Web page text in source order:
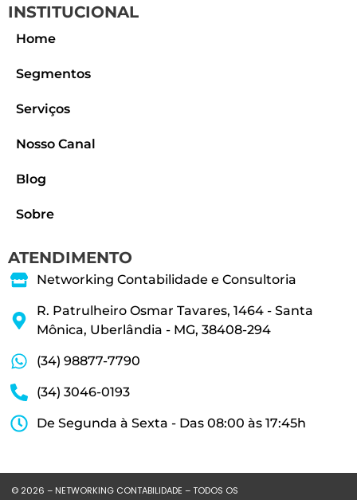
INSTITUCIONAL
Home
Segmentos
Serviços
Nosso Canal
Blog
Sobre
ATENDIMENTO
Networking Contabilidade e Consultoria
R. Patrulheiro Osmar Tavares, 1464 - Santa
Mônica, Uberlândia - MG, 38408-294
(34) 98877-7790
(34) 3046-0193
De Segunda à Sexta - Das 08:00 às 17:45h
© 2026 – NETWORKING CONTABILIDADE – TODOS OS